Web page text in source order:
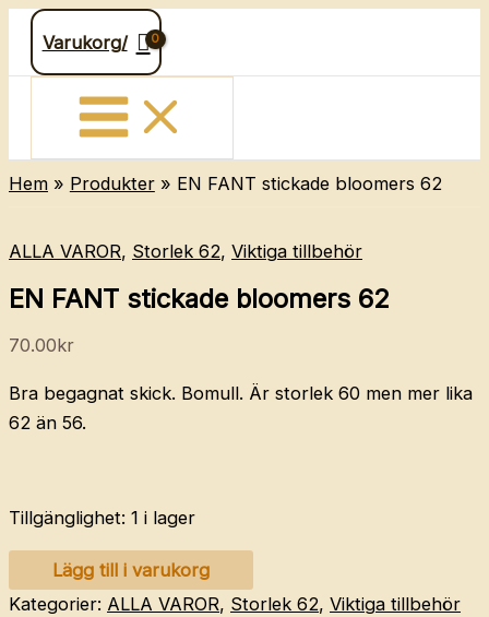
Hoppa
innehåll
Varukorg/
Hem Produkter EN FANT stickade bloomers 62
ALLA VAROR, Storlek 62, Viktiga tillbehör
EN FANT stickade bloomers 62
70.00kr
Bra begagnat skick. Bomull. Är storlek 60 men mer lika
62 än 56.
Tillgänglighet: 1 i lager
FANT
Lägg till i varukorg
Kategorier: ALLA VAROR, Storlek 62, Viktiga tillbehör